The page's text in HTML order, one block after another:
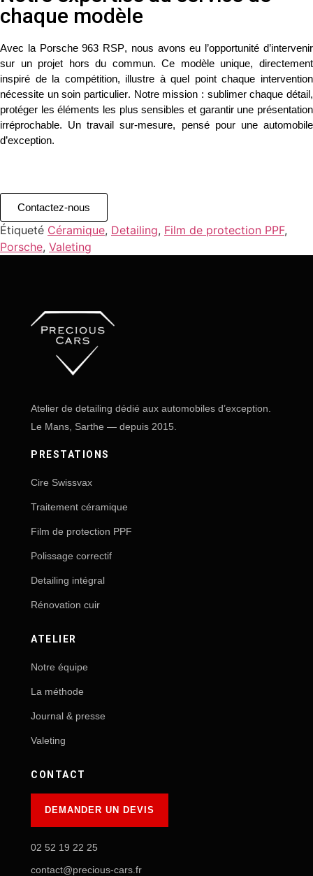
chaque modèle
Avec la Porsche 963 RSP, nous avons eu l’opportunité d’intervenir
sur un projet hors du commun. Ce modèle unique, directement
inspiré de la compétition, illustre à quel point chaque intervention
nécessite unsoin particulier. Notre mission : sublimer chaque détail,
protéger les éléments les plus sensibles et garantir une présentation
irréprochable. Un travailsur-mesure, pensé pour uneautomobile
d’exception.
Contactez-nous
Étiqueté Céramique, Detailing, Film de protection PPF,
Porsche, Valeting
Atelier de detailing dédié aux automobiles d’exception.
Le Mans, Sarthe — depuis 2015.
PRESTATIONS
Cire Swissvax
Traitement céramique
Film de protection PPF
Polissage correctif
Detailing intégral
Rénovation cuir
ATELIER
Notre équipe
La méthode
Journal & presse
Valeting
CONTACT
DEMANDER UN DEVIS
02 52 19 22 25
contact@precious-cars.fr